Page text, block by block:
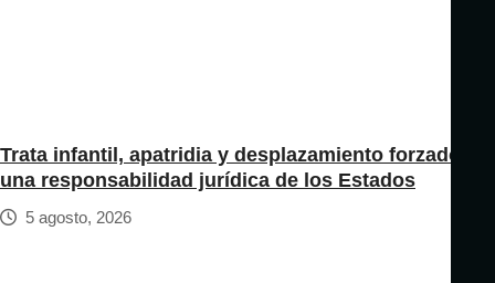
Trata infantil, apatridia y desplazamiento forzado:
una responsabilidad jurídica de los Estados
5 agosto, 2026